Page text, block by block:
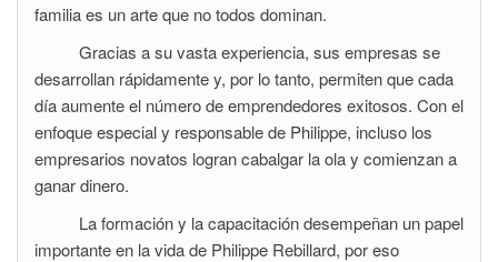
familia es un arte que no todos dominan.
Gracias a su vasta experiencia, sus empresas se
desarrollan rápidamente y, por lo tanto, permiten que cada
día aumente el número de emprendedores exitosos. Con el
enfoque especial y responsable de Philippe, incluso los
empresarios novatos logran cabalgar la ola y comienzan a
ganar dinero.
La formación y la capacitación desempeñan un papel
importante en la vida de Philippe Rebillard, por eso